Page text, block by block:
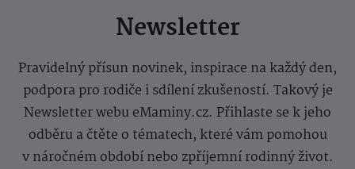
Newsletter
Pravidelný přísun novinek, inspirace na každý den,
podpora pro rodiče i sdílení zkušeností. Takový je
Newsletter webu eMaminy.cz. Přihlaste se k jeho
odběru a čtěte o tématech, které vám pomohou
v náročném období nebo zpříjemní rodinný život.